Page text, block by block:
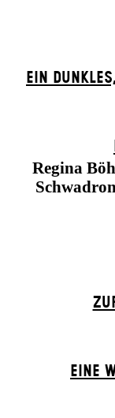
EIN
Regina
EINE